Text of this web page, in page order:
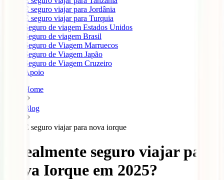
É seguro viajar para Jordânia
É seguro viajar para Turquia
Seguro de viagem Estados Unidos
Seguro de viagem Brasil
Seguro de Viagem Marruecos
Seguro de Viagem Japão
Seguro de Viagem Cruzeiro
Apoio
Home
Blog
E seguro viajar para nova iorque
É realmente seguro viajar para
Nova Iorque em 2025?